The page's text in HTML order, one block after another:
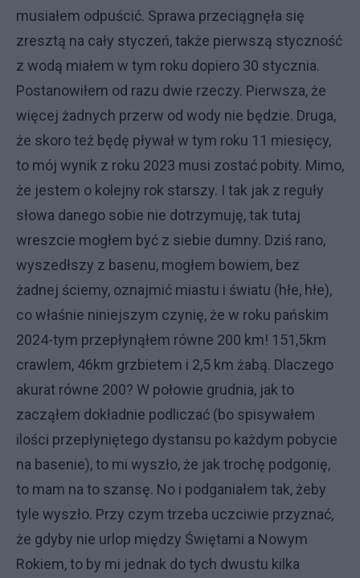
musiałem odpuścić. Sprawa przeciągnęła się
zresztą na cały styczeń, także pierwszą styczność
z wodą miałem w tym roku dopiero 30 stycznia.
Postanowiłem od razu dwie rzeczy. Pierwsza, że
więcej żadnych przerw od wody nie będzie. Druga,
że skoro też będę pływał w tym roku 11 miesięcy,
to mój wynik z roku 2023 musi zostać pobity. Mimo,
że jestem o kolejny rok starszy. I tak jak z reguły
słowa danego sobie nie dotrzymuję, tak tutaj
wreszcie mogłem być z siebie dumny. Dziś rano,
wyszedłszy z basenu, mogłem bowiem, bez
żadnej ściemy, oznajmić miastu i światu (hłe, hłe),
co właśnie niniejszym czynię, że w roku pańskim
2024-tym przepłynąłem równe 200 km! 151,5km
crawlem, 46km grzbietem i 2,5 km żabą. Dlaczego
akurat równe 200? W połowie grudnia, jak to
zacząłem dokładnie podliczać (bo spisywałem
ilości przepłyniętego dystansu po każdym pobycie
na basenie), to mi wyszło, że jak trochę podgonię,
to mam na to szansę. No i podganiałem tak, żeby
tyle wyszło. Przy czym trzeba uczciwie przyznać,
że gdyby nie urlop między Świętami a Nowym
Rokiem, to by mi jednak do tych dwustu kilka